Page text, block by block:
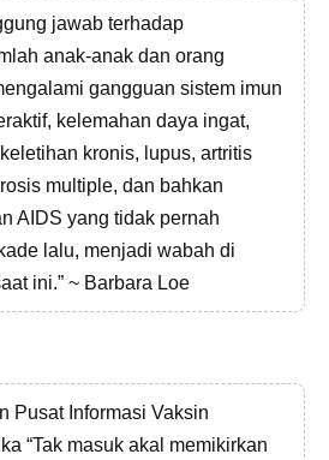
jawab terhadap
anak-anak dan orang
gangguan sistem imun
kelemahan daya ingat,
kronis, lupus, artritis
multiple, dan bahkan
AIDS yang tidak pernah
lalu, menjadi wabah di
ini.” ~ Barbara Loe
Pusat Informasi Vaksin
“Tak masuk akal memikirkan